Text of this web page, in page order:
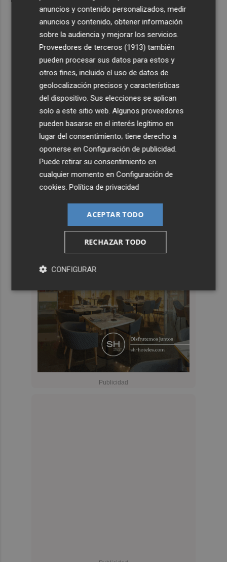
anuncios y contenido personalizados, medir
anuncios y contenido, obtener información
sobre la audiencia y mejorar los servicios.
Proveedores de terceros (1913) también
pueden procesar sus datos para estos y
otros fines, incluido el uso de datos de
geolocalización precisos y características
del dispositivo. Sus elecciones se aplican
solo a este sitio web. Algunos proveedores
pueden basarse en el interés legítimo en
lugar del consentimiento; tiene derecho a
oponerse enConfiguración de publicidad.
Puede retirar su consentimiento en
cualquier momento enConfiguración de
cookies.Política de privacidad
ACEPTAR TODO
RECHAZAR TODO
CONFIGURAR